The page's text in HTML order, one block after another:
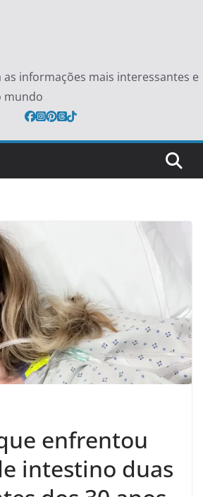
informações mais interessantes e
mundo
enfrentou
intestino duas